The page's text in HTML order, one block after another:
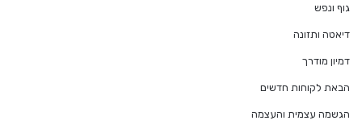
גוף ונפש
דיאטה ותזונה
דמיון מודרך
הבאת לקוחות חדשים
הגשמה עצמית והעצמה